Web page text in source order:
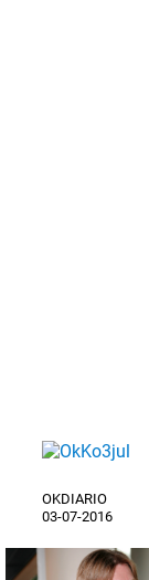
OKDIARIO
03-07-2016